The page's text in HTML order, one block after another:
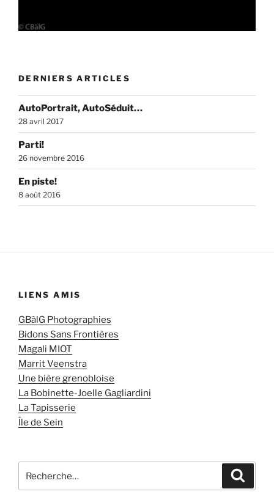
DERNIERS ARTICLES
AutoPortrait, AutoSéduit…
28 avril 2017
Parti!
26 novembre 2016
En piste!
8 août 2016
LIENS AMIS
GBàlG Photographies
Bidons Sans Frontières
Magali MIOT
Marrit Veenstra
Une bière grenobloise
La Bobinette-Joelle Gagliardini
La Tapisserie
Île de Sein
pour